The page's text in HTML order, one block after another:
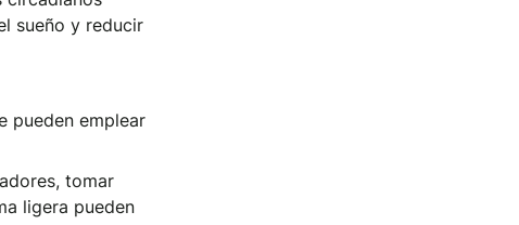
sueño y reducir
pueden emplear
tomar
ligera pueden